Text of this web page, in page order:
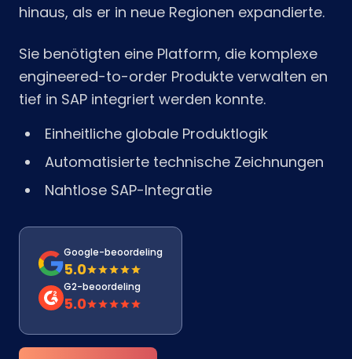
hinaus, als er in neue Regionen expandierte.
Sie benötigten eine Platform, die komplexe
engineered-to-order Produkte verwalten en
tief in SAP integriert werden konnte.
Einheitliche globale Produktlogik
Automatisierte technische Zeichnungen
Nahtlose SAP-Integratie
Google-beoordeling
5.0
G2-beoordeling
5.0